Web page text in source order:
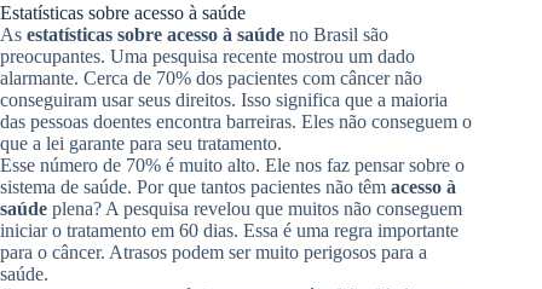
Estatísticas sobre acesso à saúde
As estatísticas sobre acesso à saúde no Brasil são
preocupantes. Uma pesquisa recente mostrou um dado
alarmante. Cerca de 70% dos pacientes com câncer não
conseguiram usar seus direitos. Isso significa que a maioria
das pessoas doentes encontra barreiras. Eles não conseguem o
que a lei garante para seu tratamento.
Esse número de 70% é muito alto. Ele nos faz pensar sobre o
sistema de saúde. Por que tantos pacientes não têm acesso à
saúde plena? A pesquisa revelou que muitos não conseguem
iniciar o tratamento em 60 dias. Essa é uma regra importante
para o câncer. Atrasos podem ser muito perigosos para a
saúde.